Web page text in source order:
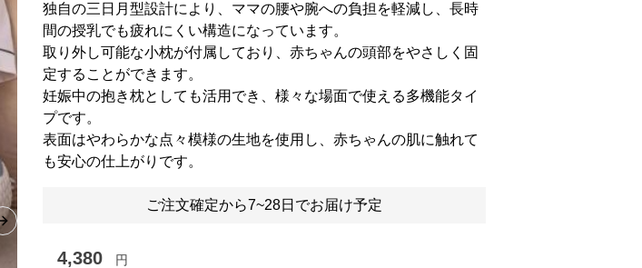
Next slide
独自の三日月型設計により、ママの腰や腕への負担を軽減し、長時
間の授乳でも疲れにくい構造になっています。
取り外し可能な小枕が付属しており、赤ちゃんの頭部をやさしく固
定することができます。
妊娠中の抱き枕としても活用でき、様々な場面で使える多機能タイ
プです。
表面はやわらかな点々模様の生地を使用し、赤ちゃんの肌に触れて
も安心の仕上がりです。
ご注文確定から7~28日でお届け予定
4,380 円